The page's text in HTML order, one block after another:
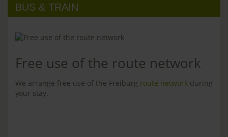
BUS & TRAIN
Free use of the route network
We arrange free use of the Freiburg route network during
your stay.